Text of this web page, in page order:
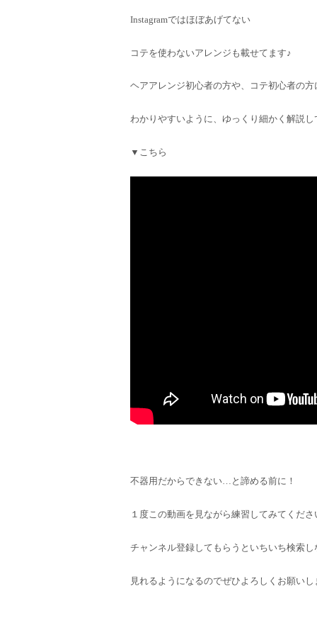
Instagramではほぼあげてない
コテを使わないアレンジも載せてます♪
ヘアアレンジ初心者の方や、コテ初心者の方
わかりやすいように、ゆっくり細かく解説し
▼こちら
不器用だからできない…と諦める前に！
１度この動画を見ながら練習してみてくださ
チャンネル登録してもらうといちいち検索し
見れるようになるのでぜひよろしくお願い